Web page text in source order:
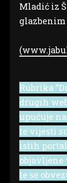
Mladić iz
Rubrika
drugih
upućuje
te vijesti
istih
te se